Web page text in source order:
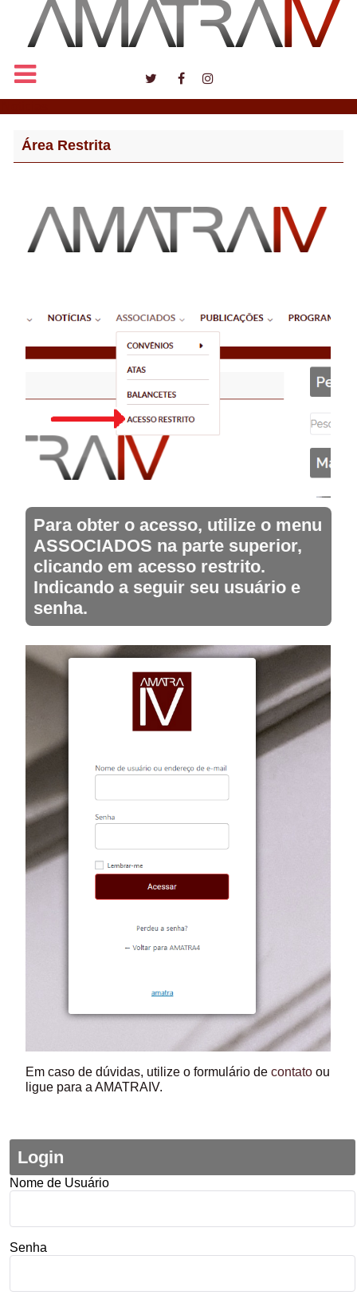
Área Restrita
Para obter o acesso, utilize o menu
ASSOCIADOS na parte superior,
clicando em acesso restrito.
Indicando a seguir seu usuário e
senha.
Em caso de dúvidas, utilize o formulário decontato ou
ligue para a AMATRAIV.
Login
Nome de Usuário
Senha